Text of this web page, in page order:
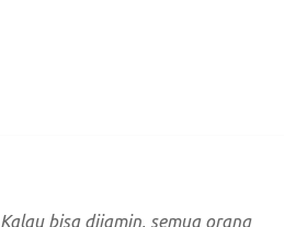
bisa dijamin, semua orang